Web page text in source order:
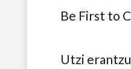
Be First to
Utzi